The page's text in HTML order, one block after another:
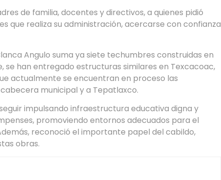
de familia, docentes y directivos, a quienes pidió
que realiza su administración, acercarse con confianza
Angulo suma ya siete techumbres construidas en
se han entregado estructuras similares en Texcacoac,
actualmente se encuentran en proceso las
municipal y a Tepatlaxco.
impulsando infraestructura educativa digna y
promoviendo entornos adecuados para el
reconoció el importante papel del cabildo,
obras.